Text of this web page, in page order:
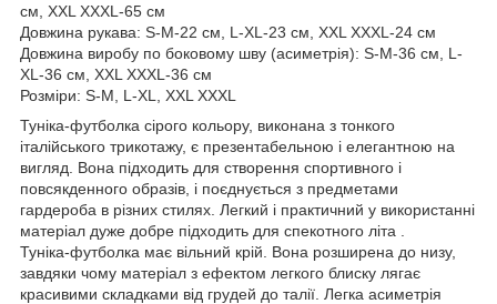
см, XXL XXXL-65 см
Довжина рукава: S-M-22 см, L-XL-23 см, XXL XXXL-24 см
Довжина виробу по боковому шву (асиметрія): S-M-36 см, L-
XL-36 см, XXL XXXL-36 см
Розміри: S-M, L-XL, XXL XXXL
Туніка-футболка сірого кольору, виконана з тонкого
італійського трикотажу, є презентабельною і елегантною на
вигляд. Вона підходить для створення спортивного і
повсякденного образів, і поєднується з предметами
гардероба в різних стилях. Легкий і практичний у використанні
матеріал дуже добре підходить для спекотного літа .
Туніка-футболка має вільний крій. Вона розширена до низу,
завдяки чому матеріал з ефектом легкого блиску лягає
красивими складками від грудей до талії. Легка асиметрія